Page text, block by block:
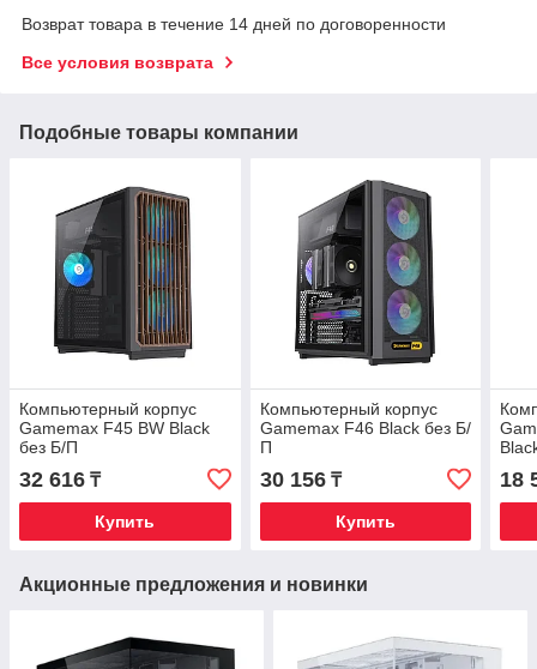
Возврат товара в течение 14 дней по договоренности
Все условия возврата
Подобные товары компании
Компьютерный корпус
Gamemax F45 BW Black
без Б/П
32 616 ₸
Купить
Компьютерный корпус
Gamemax F46 Black без Б/
П
30 156₸
Купить
18
Акционные предложения и новинки